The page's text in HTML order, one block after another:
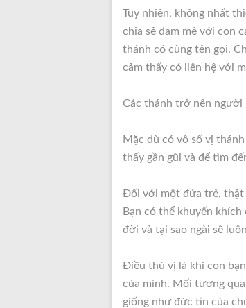
Tuy nhiên, không nhất
chia sẻ đam mê với con
thánh có cùng tên gọi.
cảm thấy có liên hệ với
Các thánh trở nên
Mặc dù có vô số vị
thấy gần gũi và để tìm
Đối với một đứa trẻ, thật
Bạn có thể khuyến
đời và tại sao ngài sẽ
Điều thú vị là khi con
của mình. Mối tương
giống như đức tin của